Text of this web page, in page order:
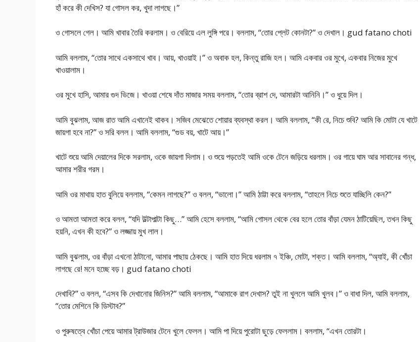
হাঁ করে কী দেখিস? যা গোসল কর, খুদা লাগছে।”
ও গোসলে গেল। আমি খাবার তৈরি করলাম। ও বেরিয়ে এল লুঙ্গি পরে। বললাম, “তোর প্লেট কোনটা?” ও দেখাল। gud fatano choti
আমি বললাম, “তোর সাথে একসাথে খাব। আয়, খাওয়াই।” ও অবাক হল, কিন্তু রাজি হল। আমি একবার ওর মুখে, একবার নিজের মুখে
খাওয়ালাম।
ওর মুখে হাসি, আমার গুদ ভিজে। খাওয়া শেষে দাঁত মাজার সময় বললাম, “তোর ব্রাশ দে, আমারটা আনিনি।” ও ধুয়ে দিল।
আমি বুঝলাম, আজ রাত আমি এখানেই থাকব। সজিব মেঝেতে শোয়ার ব্যবস্থা করল। আমি বললাম, “কী রে, নিচে শুবি? আমি কি মোটা যে খাটে
জায়গা হবে না?” ও সরি বলল। আমি বললাম, “গুড বয়, খাটে আয়।”
খাটে শুয়ে আমি দেয়ালের দিকে সরলাম, ওকে জায়গা দিলাম। ও শুয়ে পড়তেই আমি ওকে টেনে জড়িয়ে ধরলাম। ওর গায়ে ঘাম আর সাবানের গন্ধ,
আমার শরীর গরম।
আমি ওর মাথায় হাত বুলিয়ে বললাম, “কেমন লাগছে?” ও বলল, “ভালো।” আমি ঠাট্টা করে বললাম, “তাহলে নিচে শুতে যাচ্ছিলি কেন?”
ও আমতা আমতা করে বলল, “যদি উল্টাপাল্টা কিছু…” আমি হেসে বললাম, “আমি গোসল থেকে বের হলে তোর বাঁড়া যেমন ঠাটিয়েছিল, তখন কিছু
হয়নি, এখন কী হবে?” ও লজ্জায় মুখ লাল।
আমি বুঝলাম, ওর বাঁড়া এখনো ঠাটানো, আমার পাছায় ঠেকছে। আমি হাত দিয়ে ধরলাম ৭ ইঞ্চি, মোটা, শক্ত। আমি বললাম, “অ্যাই, কী খোঁচা
লাগছে রে! মনে হচ্ছে বড়। gud fatano choti
দেখাবি?” ও বলল, “এসব কি দেখানোর জিনিস?” আমি বললাম, “আমাকে রাগ দেখাস? তুই না খুললে আমি খুলব।” ও বাধা দিল, আমি বললাম,
“তোর মেশিনে কি ডিস্টাব?”
ও পুরুষত্বে খোঁচা পেয়ে আমার ট্রাউজার টেনে খুলে ফেলল। আমি পা দিয়ে পুরোটা ছুড়ে ফেললাম। বললাম, “এখন তোরটা।